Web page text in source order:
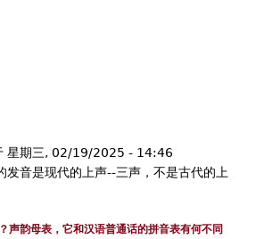
星期三, 02/19/2025 - 14:46
音是现代的上声--三声，不是古代的上
声韵母表，它和汉语普通话的拼音表有何不同